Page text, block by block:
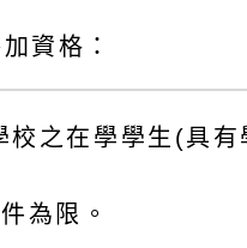
資格：
校之在學學生(具
為限。